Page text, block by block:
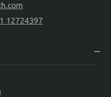
12724397